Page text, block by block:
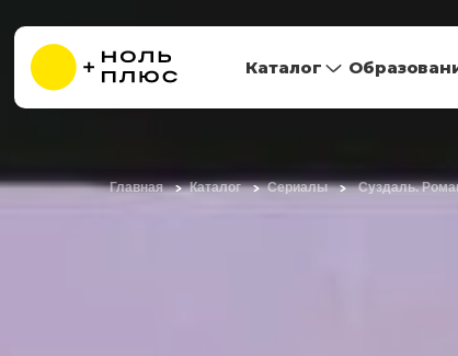
Каталог
Главная Каталог Сериалы Суздаль.